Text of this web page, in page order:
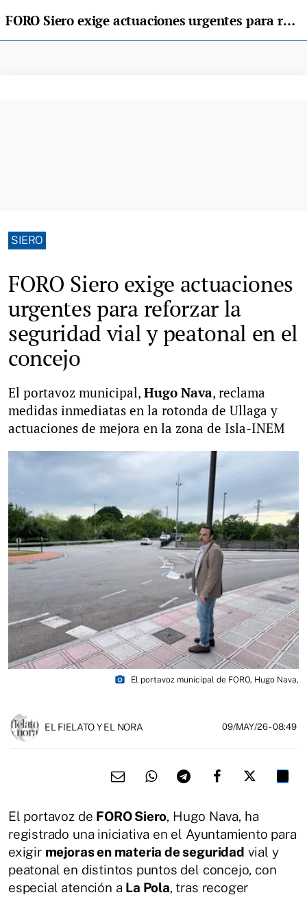
FORO Siero exige actuaciones urgentes para reforzar la seguridad vial y peatonal en el concejo
SIERO
FORO Siero exige actuaciones
urgentes para reforzar la
seguridad vial y peatonal en el
concejo
El portavoz municipal, Hugo Nava, reclama
medidas inmediatas en la rotonda de Ullaga y
actuaciones de mejora en la zona de Isla-INEM
photo_camera El portavoz municipal de FORO, Hugo Nava,
EL FIELATO Y EL NORA 09/MAY/26- 08:49
El portavoz de FORO Siero, Hugo Nava, ha
registrado una iniciativa en el Ayuntamiento para
exigir mejoras en materia de seguridad vial y
peatonal en distintos puntos del concejo, con
especial atención a La Pola, tras recoger